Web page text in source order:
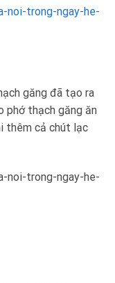
găng đã tạo ra
phớ thạch găng ăn
thêm cả chút lạc